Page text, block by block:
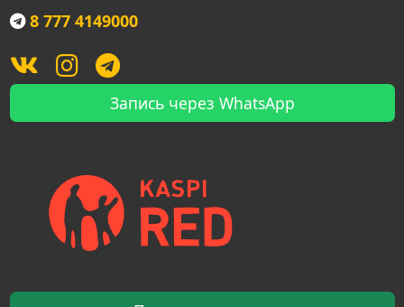
8 777 4149000
Запись через WhatsApp